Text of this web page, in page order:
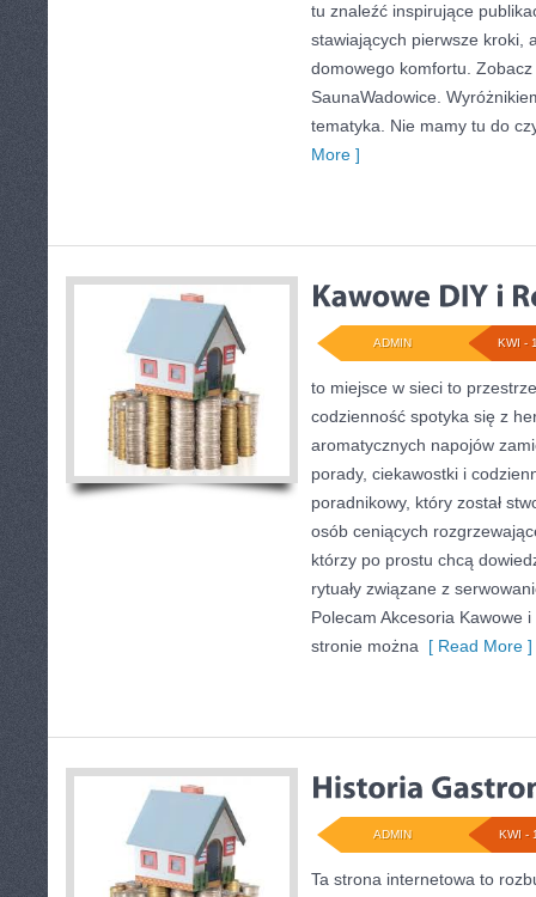
tu znaleźć inspirujące
stawiających pierwsze kroki,
domowego komfortu.
SaunaWadowice.
tematyka. Nie mamy tu do
More ]
KWI -
ADMIN
to miejsce w sieci to
codzienność spotyka się z
aromatycznych napojów
porady, ciekawostki i
poradnikowy, który został
osób ceniących
którzy po prostu chcą
rytuały związane z
Polecam Akcesoria Kawowe
stronie można [ Read More ]
KWI -
ADMIN
Ta strona internetowa to